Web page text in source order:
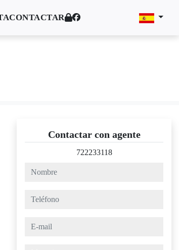
CONTACTAR
Contactar con agente
722233118
nombre
teléfono
e-mail